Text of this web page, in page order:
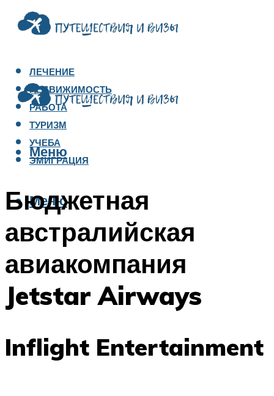
ЛЕЧЕНИЕ
НЕДВИЖИМОСТЬ
РАБОТА
ТУРИЗМ
УЧЕБА
ЭМИГРАЦИЯ
Меню
Меню
Бюджетная
австралийская
авиакомпания
Jetstar Airways
Inflight Entertainment